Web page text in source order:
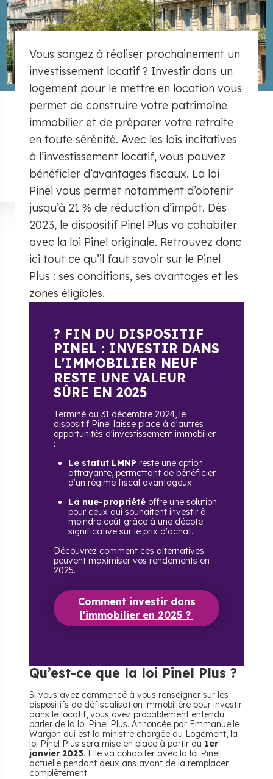
Vous songez à réaliser prochainement un
investissement locatif ? Investir dans un
logement pour le mettre en location vous
permet de construire votre patrimoine
immobilier et de préparer votre retraite
en toute sérénité. Avec les lois incitatives
à l’investissement locatif, vous pouvez
bénéficier d’avantages fiscaux. La loi
Pinel vous permet notamment d’obtenir
jusqu’à 21 % de réduction d’impôt. Dès
2023, le dispositif Pinel Plus va cohabiter
avec la loi Pinel originale. Retrouvez donc
ici tout ce qu’il faut savoir sur le Pinel
Plus : ses conditions, ses avantages et les
zones éligibles.
? FIN DU DISPOSITIF
PINEL : INVESTIR DANS
L'IMMOBILIER NEUF
RESTE UNE VALEUR
SÛRE EN 2025
Terminé au 31 décembre 2024, le
dispositif Pinel laisse place à d'autres
opportunités d'investissement immobilier
:
Le statut LMNP reste une option
attrayante, permettant de bénéficier
d'un régime fiscal avantageux.
La nue-propriété offre une solution
pour ceux qui souhaitent investir à
moindre coût grâce à une décote
significative sur le prix d'achat.
Découvrez comment ces alternatives
peuvent maximiser vos rendements en
2025.
Comment investir dans
l'immobilier en 2025 ?
Qu’est-ce que la loi Pinel Plus ?
Si vous avez commencé à vous renseigner sur les
dispositifs de défiscalisation immobilière pour investir
dans le locatif, vous avez probablement entendu
parler de la loi Pinel Plus. Annoncée par Emmanuelle
Wargon qui est la ministre chargée du Logement, la
loi Pinel Plus sera mise en place à partir du 1er
janvier 2023. Elle va cohabiter avec la loi Pinel
actuelle pendant deux ans avant de la remplacer
complètement.